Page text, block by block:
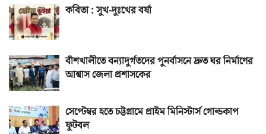
কবিতা : সুখ-দুঃখের বর্ষা
বাঁশখালীতে বন্যাদুর্গতদের পুনর্বাসনে দ্রুত ঘর নির্মাণের
আশ্বাস জেলা প্রশাসকের
সেপ্টেম্বর হতে চট্টগ্রামে প্রাইম মিনিস্টার্স গোল্ডকাপ
ফুটবল